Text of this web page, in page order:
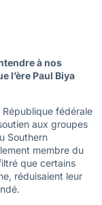
à nos
l’ère Paul Biya
fédérale
aux groupes
Southern
membre du
que certains
réduisaient leur